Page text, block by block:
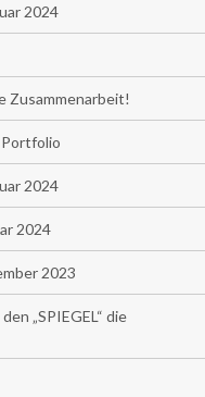
2024
Zusammenarbeit!
2024
2024
2023
„SPIEGEL“ die